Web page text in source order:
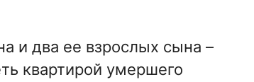
и два ее взрослых сына –
квартирой умершего